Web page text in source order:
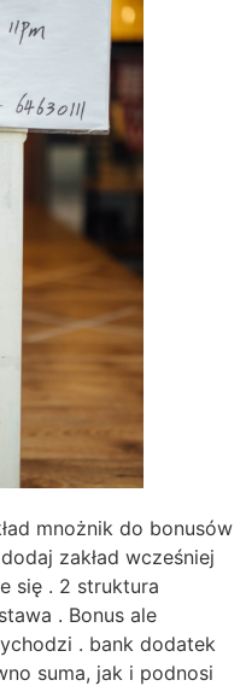
mnożnik do bonusów
zakład wcześniej
się . 2 struktura
. Bonus ale
. bank dodatek
suma, jak i podnosi